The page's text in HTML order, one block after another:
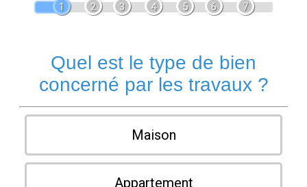
1 2 3 4 5 6 7
Quel est le type de bien
concerné par les travaux ?
Maison
Appartement